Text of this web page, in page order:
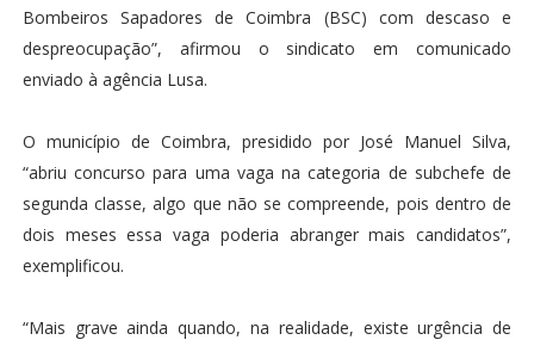
Bombeiros Sapadores de Coimbra (BSC) com descaso e
despreocupação”, afirmou o sindicato em comunicado
enviado à agência Lusa.
O município de Coimbra, presidido por José Manuel Silva,
“abriu concurso para uma vaga na categoria de subchefe de
segunda classe, algo que não se compreende, pois dentro de
dois meses essa vaga poderia abranger mais candidatos”,
exemplificou.
“Mais grave ainda quando, na realidade, existe urgência de